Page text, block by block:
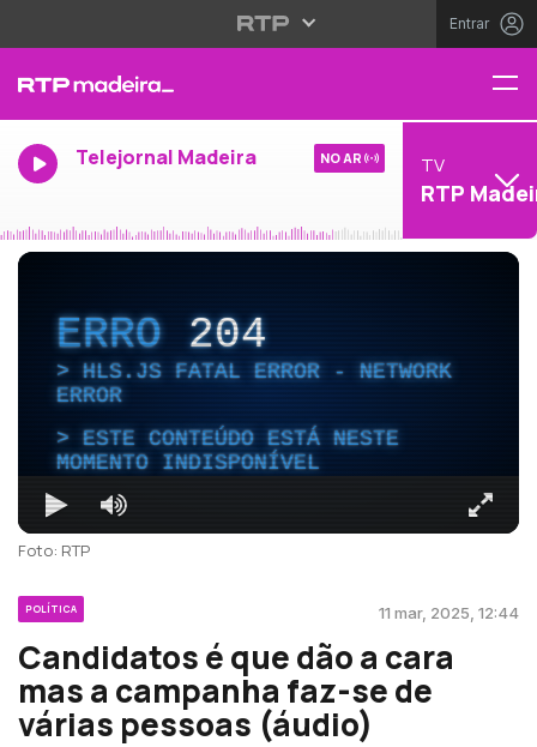
Entrar
Telejornal Madeira NO AR TV
RTP
ERRO204
HLS.JS FATAL ERROR - NETWORK
ERROR
ESTE CONTEÚDO ESTÁ NESTE
MOMENTO INDISPONÍVEL
Foto: RTP
POLÍTICA 11 mar, 2025, 12:44
Candidatos é que dão a cara
mas a campanha faz-se de
várias pessoas (áudio)